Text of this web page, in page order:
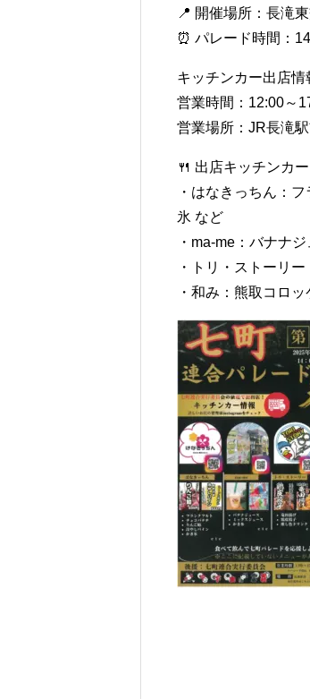
📍 開催場所：長滝
⏰ パレード時間：
キッチンカー出店情
営業時間：12:00～
営業場所：JR長滝
🍴 出店キッチンカー
・はなきっちん：
氷 など
・ma-me：バナナ
・トリ・ストーリ
・和み：熊取コロ